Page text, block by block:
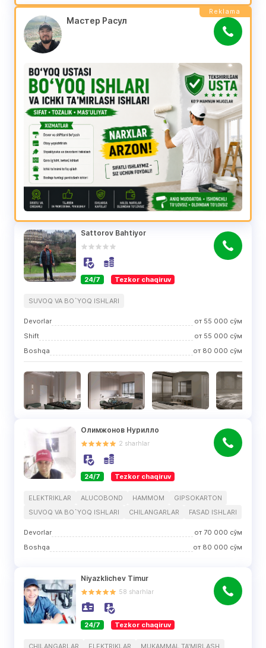
Reklama
Мастер Расул
Sattorov Bahtiyor
24/7 Tezkor chaqiruv
SUVOQ VA BO`YOQ ISHLARI
Devorlar от 55 000 сўм
Shift
от 55 000 сўм
Boshqa
от 80 000 сўм
Олимжонов Нурилло
2 sharhlar
24/7 Tezkor chaqiruv
ELEKTRIKLAR ALUCOBOND HAMMOM
GIPSOKARTON
SUVOQ VA BO`YOQ ISHLARI
CHILANGARLAR FASAD ISHLARI
Devorlar от 70 000 сўм
Boshqa
от 80 000 сўм
Niyazklichev Timur
58 sharhlar
24/7 Tezkor chaqiruv
CHILANGARLAR ELEKTRIKLAR
MUKAMMAL TA'MIRLASH